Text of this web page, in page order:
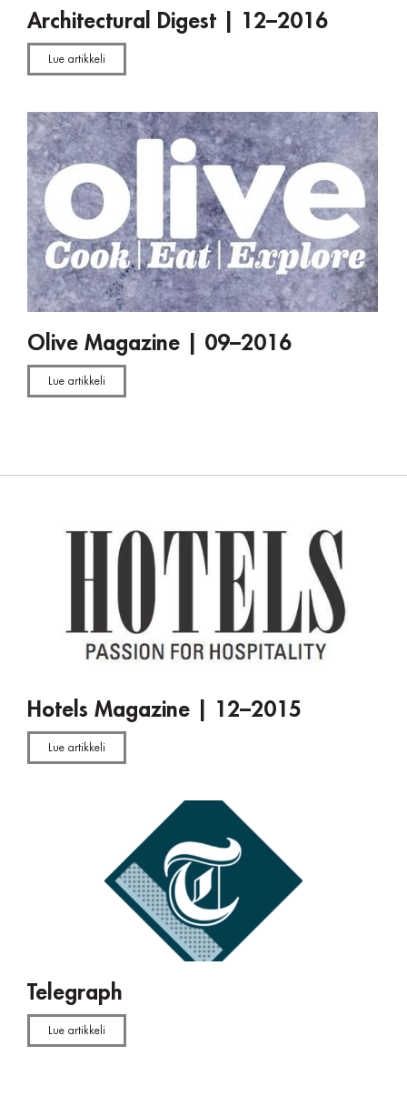
Architectural Digest | 12–2016
Lue artikkeli
Olive Magazine | 09–2016
Lue artikkeli
Hotels Magazine | 12–2015
Lue artikkeli
Telegraph
Lue artikkeli